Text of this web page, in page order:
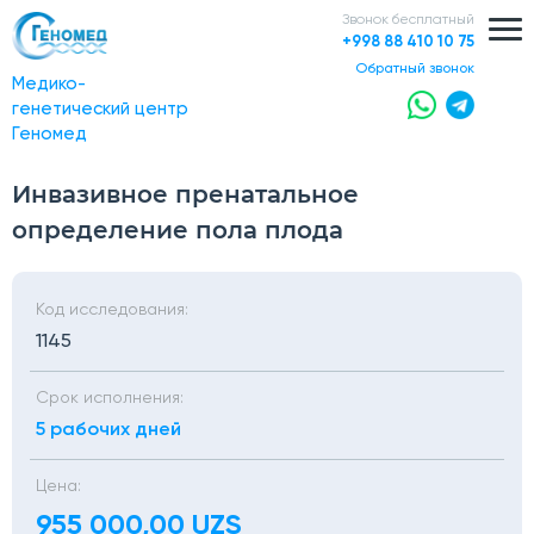
Медико-
генетический центр
Геномед
Звонок бесплатный
+998 88 410 10 75
обратный звонок
Инвазивное пренатальное
определение пола плода
Код исследования:
1145
Срок исполнения:
5 рабочих дней
Цена:
955 000,00 UZS